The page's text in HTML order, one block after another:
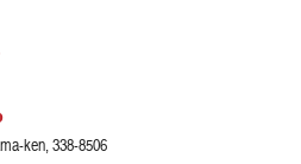
ken, 338-8506